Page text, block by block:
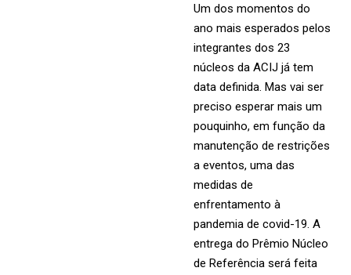
Um dos momentos do
ano mais esperados pelos
integrantes dos 23
núcleos da ACIJ já tem
data definida. Mas vai ser
preciso esperar mais um
pouquinho, em função da
manutenção de restrições
a eventos, uma das
medidas de
enfrentamento à
pandemia de covid-19. A
entrega do Prêmio Núcleo
de Referência será feita